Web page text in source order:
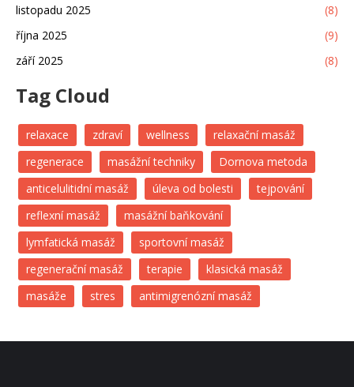
listopadu 2025
(8)
října 2025
(9)
září 2025
(8)
Tag Cloud
relaxace zdraví wellness
relaxační masáž
regenerace
masážní techniky
Dornova metoda
anticelulitidní masáž
úleva od bolesti
tejpování
reflexní masáž
masážní baňkování
lymfatická masáž
sportovní masáž
regenerační masáž
terapie
klasická masáž
masáže
stres antimigrenózní masáž